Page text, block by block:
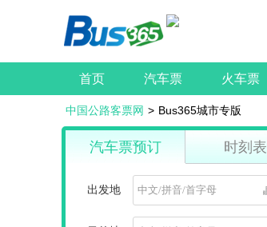
首页 汽车票 火车票
中国公路客票网 > Bus365城市专版
汽车票预订 时刻表
出发地